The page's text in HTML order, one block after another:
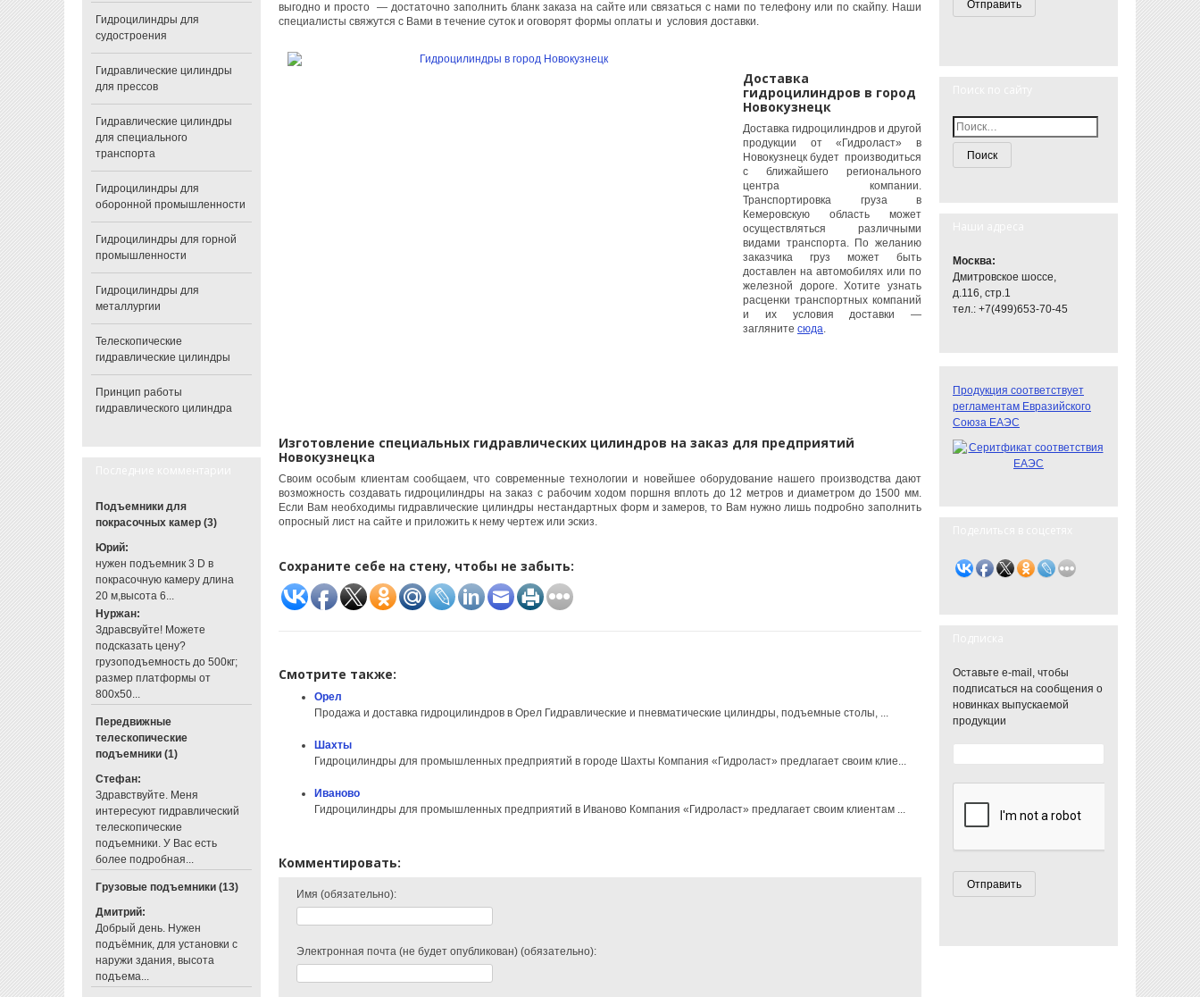
выгодно и просто — достаточно заполнить бланк заказа на сайте или связаться с нами по телефону или по скайпу. Наши
специалисты свяжутся с Вами в течение суток и оговорят формы оплаты и условия доставки.
Доставка
гидроцилиндров в город
Новокузнецк
Доставка гидроцилиндров и другой
продукции от «Гидроласт» в
Новокузнецк будет производиться
с ближайшего регионального
центра компании.
Транспортировка груза в
Кемеровскую область может
осуществляться различными
видами транспорта. По желанию
заказчика груз может быть
доставлен на автомобилях или по
железной дороге. Хотите узнать
расценки транспортных компаний
и их условия доставки —
загляните сюда.
Изготовление специальных гидравлических цилиндров на заказ для предприятий
Новокузнецка
Своим особым клиентам сообщаем, что современные технологии и новейшее оборудование нашего производства дают
возможность создавать гидроцилиндры на заказ с рабочим ходом поршня вплоть до 12 метров и диаметром до 1500 мм.
Если Вам необходимы гидравлические цилиндры нестандартных форм и замеров, то Вам нужно лишь подробно заполнить
опросный лист на сайте и приложить к нему чертеж или эскиз.
Сохраните себе на стену, чтобы не забыть:
Смотрите также:
Орел
Продажа и доставка гидроцилиндров в Орел Гидравлические и пневматические цилиндры, подъемные столы, ...
Шахты
Гидроцилиндры для промышленных предприятий в городе Шахты Компания «Гидроласт» предлагает своим клие...
Иваново
Гидроцилиндры для промышленных предприятий в Иваново Компания «Гидроласт» предлагает своим клиентам ...
Комментировать:
Имя (обязательно):
Электронная почта (не будет опубликован) (обязательно):
Гидроцилиндры для
судостроения
Гидравлические цилиндры
для прессов
Гидравлические цилиндры
для специального
транспорта
Гидроцилиндры для
оборонной промышленности
Гидроцилиндры для горной
промышленности
Гидроцилиндры для
металлургии
Телескопические
гидравлические цилиндры
Принцип работы
гидравлического цилиндра
Подъемники для
покрасочных камер (3)
Юрий:
нужен подъемник 3 D в
покрасочную камеру длина
20 м,высота 6...
Нуржан:
Здравсвуйте! Можете
подсказать цену?
грузоподъемность до 500кг;
размер платформы от
800х50...
Передвижные
телескопические
подъемники (1)
Стефан:
Здравствуйте. Меня
интересуют гидравлический
телескопические
подъемники. У Вас есть
более подробная...
Грузовые подъемники (13)
Дмитрий:
Добрый день. Нужен
подъёмник, для установки с
наружи здания, высота
подъема...
Москва:
Дмитровское шоссе,
д.116, стр.1
тел.: +7(499)653-70-45
Продукция соответствует
регламентам Евразийского
Союза ЕАЭС
Оставьте e-mail, чтобы
подписаться на сообщения о
новинках выпускаемой
продукции